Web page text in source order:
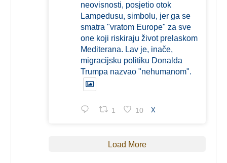
neovisnosti, posjetio otok
Lampedusu, simbolu, jer ga se
smatra "vratom Europe" za sve
one koji riskiraju život prelaskom
Mediterana. Lav je, inače,
migracijsku politiku Donalda
Trumpa nazvao "nehumanom".
1 10 X
Load More